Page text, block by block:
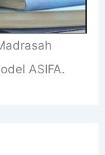
ASIFA.